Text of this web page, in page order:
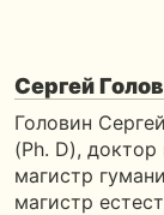
Сергей
Головин
(Ph. D), доктор
магистр
магистр